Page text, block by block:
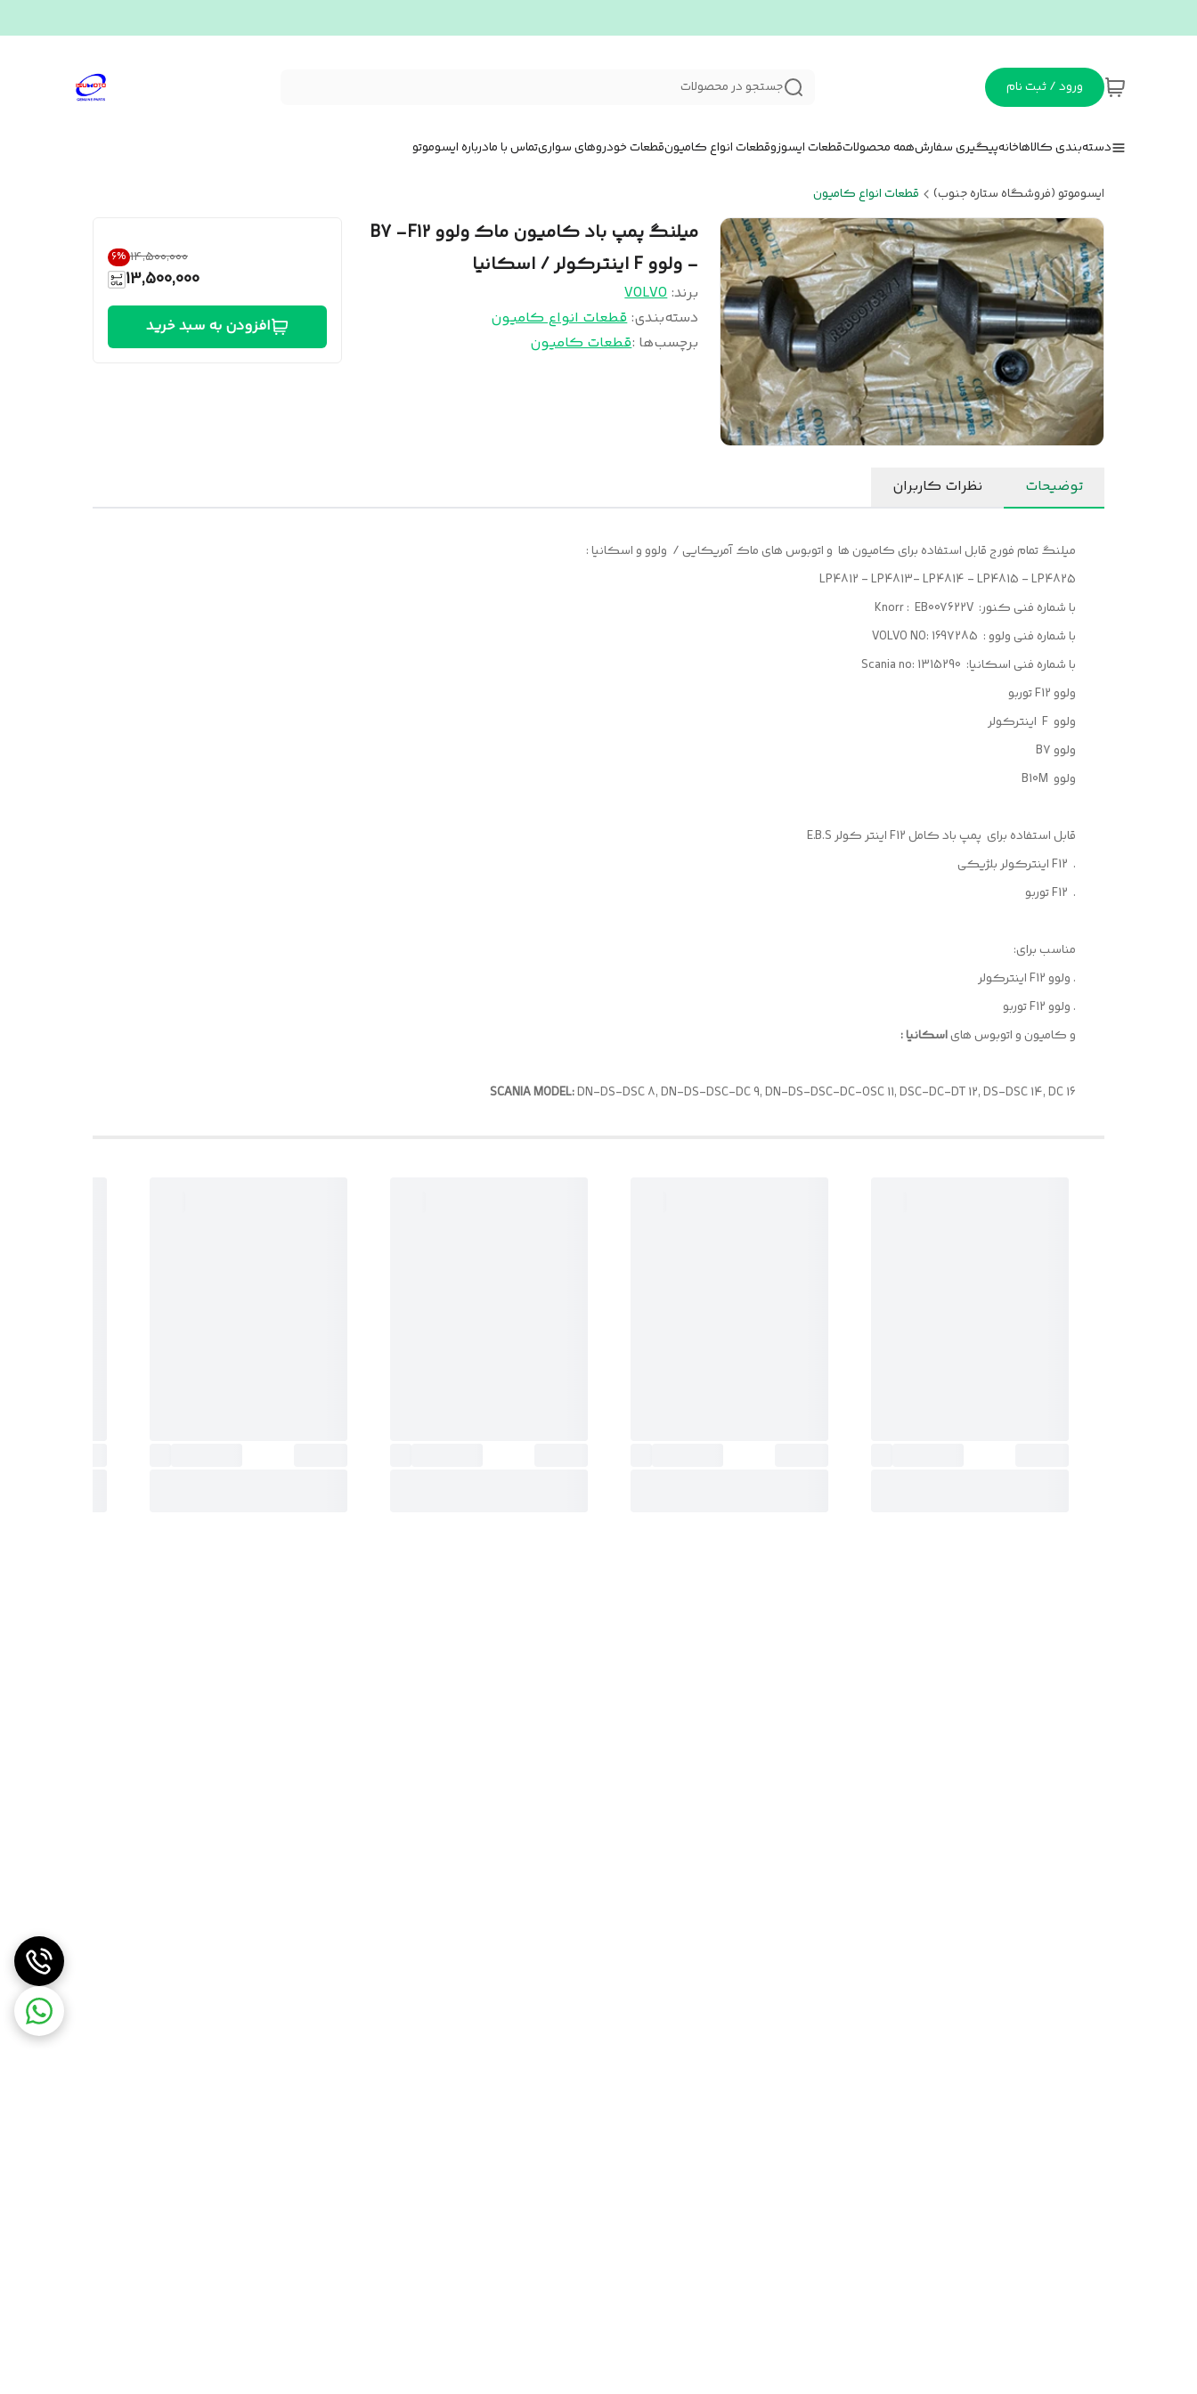
ورود / ثبت نام جستجو در محصولات
دسته‌بندی کالاهاخانهپیگیری سفارشهمه محصولاتقطعات ایسوزوقطعات انواع کامیونقطعات خودروهای سواریتماس با مادرباره ایسوموتو
ایسوموتو (فروشگاه ستاره جنوب) قطعات انواع کامیون
میلنگ پمپ باد کامیون ماک ولوو B7 -F12
- ولوو F اینترکولر / اسکانیا
برند:VOLVO
دسته‌بندی:قطعات انواع کامیون
برچسب‌ها :قطعات کامیون
۱۴٬۵۰۰٬۰۰۰ 6%
13,500,000
افزودن به سبد خرید
توضیحات نظرات کاربران
میلنگ تمام فورج قابل استفاده برای کامیون ها و اتوبوس های ماک آمریکایی / ولوو و اسکانیا :
LP4812 - LP4813- LP4814 - LP4815 - LP4825
با شماره فنی کنور: Knorr : EB007622V
با شماره فنی ولوو : VOLVO NO: 1697285
با شماره فنی اسکانیا: Scania no: 1315290
ولوو F12 توربو
ولوو F اینترکولر
ولوو B7
ولوو B10M
قابل استفاده برای پمپ باد کامل F12 اینتر کولر E.B.S
. F12 اینترکولر بلژیکی
. F12 توربو
مناسب برای:
. ولوو F12 اینترکولر
. ولوو F12 توربو
و کامیون و اتوبوس هایاسکانیا :
SCANIA MODEL:DN-DS-DSC 8, DN-DS-DSC-DC 9, DN-DS-DSC-DC-OSC 11, DSC-DC-DT 12, DS-DSC 14, DC 16